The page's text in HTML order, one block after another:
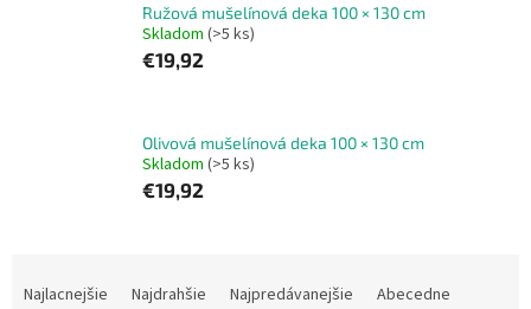
Ružová mušelínová deka 100 × 130 cm
Skladom (>5 ks)
€19,92
Olivová mušelínová deka 100 × 130 cm
Skladom (>5 ks)
€19,92
Najlacnejšie Najdrahšie Najpredávanejšie Abecedne